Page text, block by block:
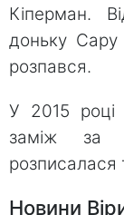
Кіперман.
доньку
розпався.
У 2015 році
заміж за
розписалася
Новини